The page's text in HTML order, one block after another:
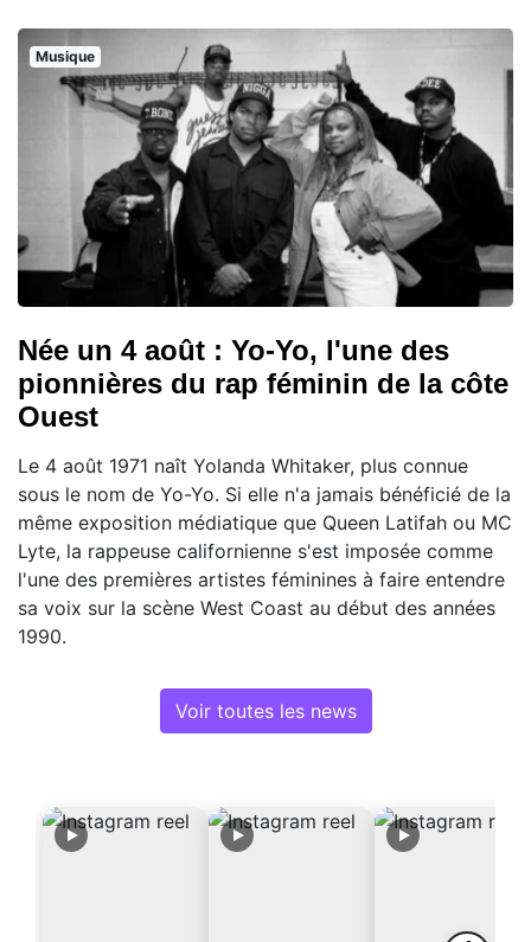
Musique
Née un 4 août : Yo-Yo, l'une des
pionnières du rap féminin de la côte
Ouest
Le 4 août 1971 naît Yolanda Whitaker, plus connue
sous le nom de Yo-Yo. Si elle n'a jamais bénéficié de la
même exposition médiatique que Queen Latifah ou MC
Lyte, la rappeuse californienne s'est imposée comme
l'une des premières artistes féminines à faire entendre
sa voix sur la scène West Coast au début des années
1990.
Voir toutes les news